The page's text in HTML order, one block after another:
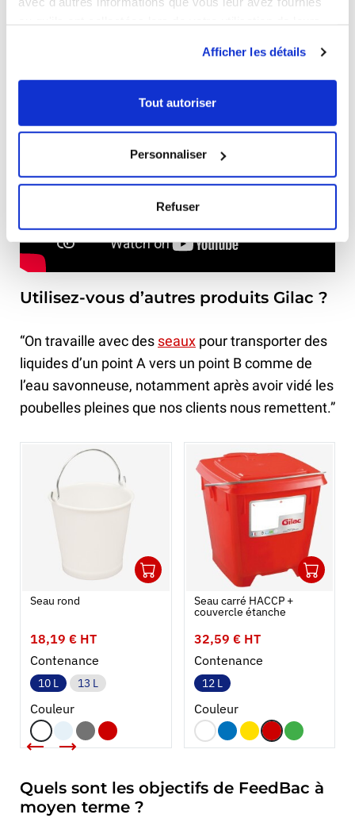
Afficher les détails
Tout autoriser
Personnaliser
Refuser
Utilisez-vous d’autres produits Gilac ?
“On travaille avec des seaux pour transporter des
liquides d’un point A vers un point B comme de
l’eau savonneuse, notamment après avoir vidé les
poubelles pleines que nos clients nous remettent.”
Ajouter au panier
Fermer
Seau rond
18,19 € HT
Contenance
10 L 13 L
Couleur
Seau carré HACCP +
couvercle étanche
32,59 € HT
Contenance
12 L
Couleur
Quels sont les objectifs de FeedBac à
moyen terme ?